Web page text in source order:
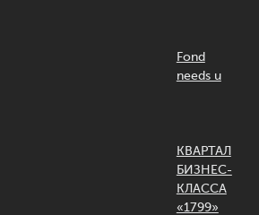
Fond
needs u
КВАРТАЛ
БИЗНЕС-
КЛАССА
«1799»